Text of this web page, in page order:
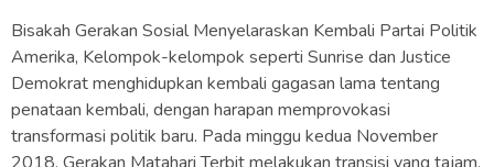
Bisakah Gerakan Sosial Menyelaraskan Kembali Partai Politik
Amerika, Kelompok-kelompok seperti Sunrise dan Justice
Demokrat menghidupkan kembali gagasan lama tentang
penataan kembali, dengan harapan memprovokasi
transformasi politik baru. Pada minggu kedua November